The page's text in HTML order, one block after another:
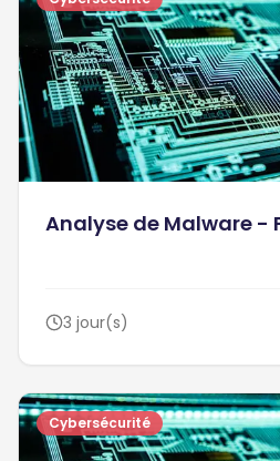
Analyse de Malware -
3 jour(s)
Cybersécurité